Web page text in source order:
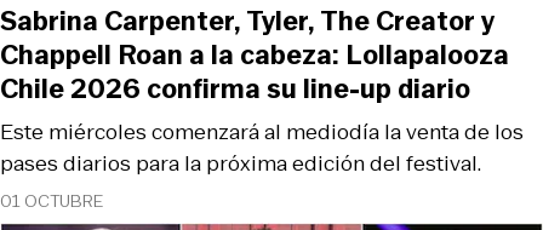
01 OCTUBRE
Este miércoles comenzará al mediodía la venta de los
pases diarios para la próxima edición del festival.
Sabrina Carpenter, Tyler, The Creator y
Chappell Roan a la cabeza: Lollapalooza
Chile 2026 confirma su line-up diario